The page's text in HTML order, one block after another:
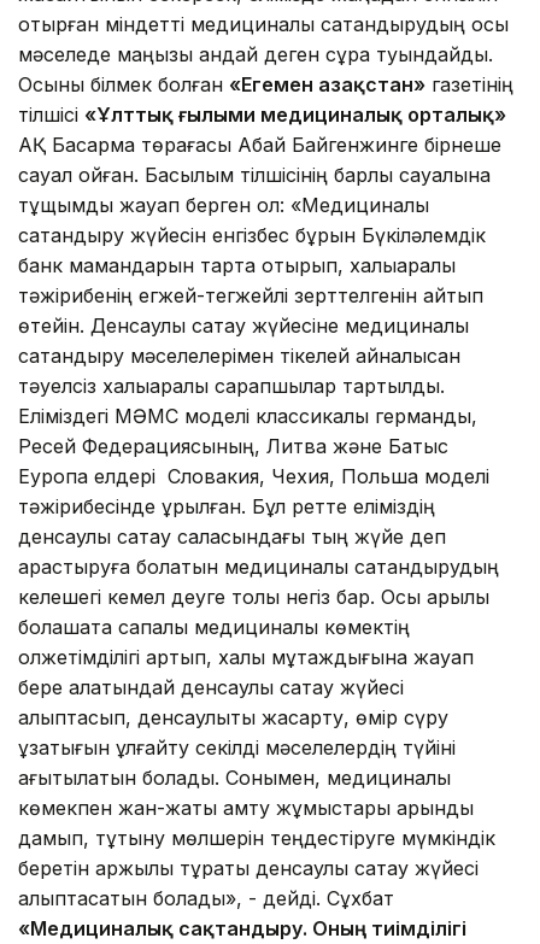
отырған міндетті медициналық сақтандырудың осы
мәселеде маңызы қандай деген сұрақ туындайды.
Осыны білмек болған «Егемен Қазақстан» газетінің
тілшісі «Ұлттық ғылыми медициналық орталық»
АҚ Басқарма төрағасы Абай Байгенжинге бірнеше
сауал қойған. Басылым тілшісінің барлық сауалына
тұщымды жауап берген ол: «Медициналық
сақтандыру жүйесін енгізбес бұрын Бүкіләлемдік
банк мамандарын тарта отырып, халықаралық
тәжірибенің егжей-тегжейлі зерттелгенін айтып
өтейін. Денсаулық сақтау жүйесіне медициналық
сақтандыру мәселелерімен тікелей айналысқан
тәуелсіз халықаралық сарапшылар тартылды.
Еліміздегі МӘМС моделі классикалық германдық,
Ресей Федерациясының, Литва және Батыс
Еуропа елдері Словакия, Чехия, Польша моделі
тәжірибесінде құрылған. Бұл ретте еліміздің
денсаулық сақтау саласындағы тың жүйе деп
қарастыруға болатын медициналық сақтандырудың
келешегі кемел деуге толық негіз бар. Осы арқылы
болашақта сапалы медициналық көмектің
қолжетімділігі артып, халық мұқтаждығына жауап
бере алатындай денсаулық сақтау жүйесі
қалыптасып, денсаулықты жақсарту, өмір сүру
ұзақтығын ұлғайту секілді мәселелердің түйіні
ағытылатын болады. Сонымен, медициналық
көмекпен жан-жақты қамту жұмыстары қарқынды
дамып, тұтыну мөлшерін теңдестіруге мүмкіндік
беретін қаржылық тұрақты денсаулық сақтау жүйесі
қалыптасатын болады», - дейді. Сұхбат
«Медициналық сақтандыру. Оның тиімділігі